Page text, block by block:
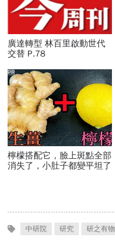
廣達轉型 林百里啟動世代
交替 P.78
檸檬搭配它，臉上斑點全部
消失了，小肚子都變平坦了
PR
中研院 研究 研之有物